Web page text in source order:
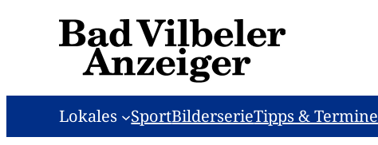
Lokales SportBilderserieTipps & Termine